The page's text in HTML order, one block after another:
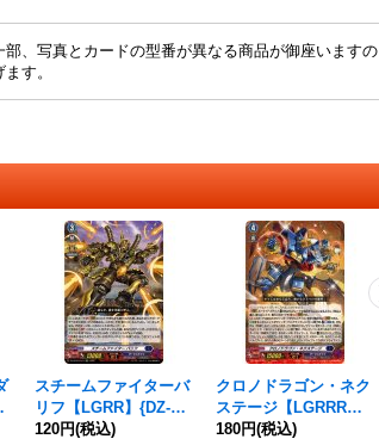
、写真とカードの型番が異なる商品が御座いますの
す。
スチームファイターバ
リフ【LGRR】{DZ-SS
16/LG13}《ダークス
120円(税込)
クロノドラゴン・ネク
ステージ【LGRRR】
{DZ-SS16/LG04}《ダ
180円(税込)